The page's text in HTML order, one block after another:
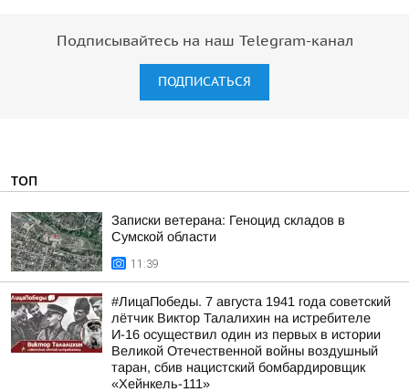
Подписывайтесь на наш Telegram-канал
ПОДПИСАТЬСЯ
ТОП
Записки ветерана: Геноцид складов в
Сумской области
11:39
#ЛицаПобеды. 7 августа 1941 года советский
лётчик Виктор Талалихин на истребителе
И-16 осуществил один из первых в истории
Великой Отечественной войны воздушный
таран, сбив нацистский бомбардировщик
«Хейнкель-111»